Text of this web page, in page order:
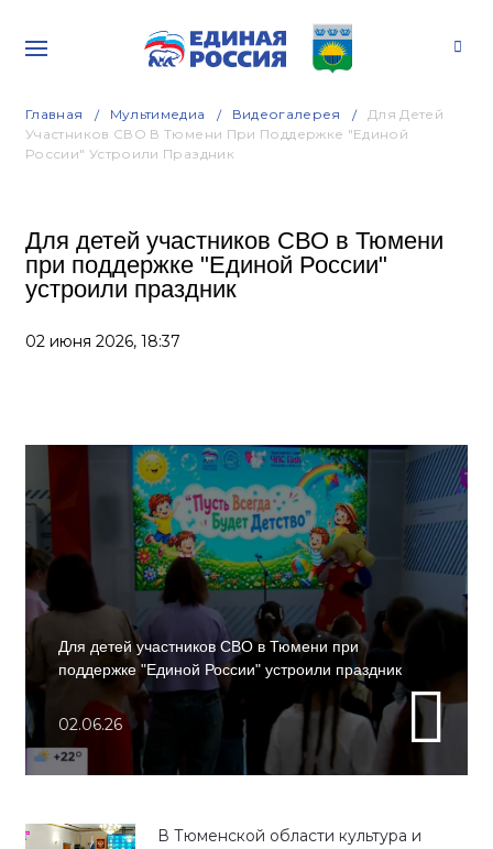
Главная Мультимедиа Видеогалерея
Для Детей
Участников СВО В Тюмени При Поддержке "Единой
России" Устроили Праздник
Для детей участников СВО в Тюмени
при поддержке "Единой России"
устроили праздник
02 июня 2026, 18:37
Для детей участников СВО в Тюмени при
поддержке "Единой России" устроили праздник
02.06.26
В Тюменской области культура и